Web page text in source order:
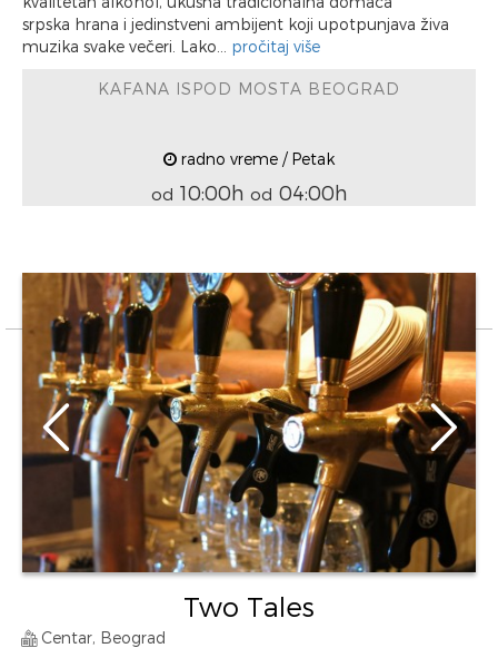
srpska hrana i jedinstveni ambijent koji upotpunjava živa
muzika svake večeri. Lako... pročitaj više
KAFANA ISPOD MOSTA BEOGRAD
radno vreme / Petak
od 10:00h od 04:00h
Two Tales
Centar, Beograd